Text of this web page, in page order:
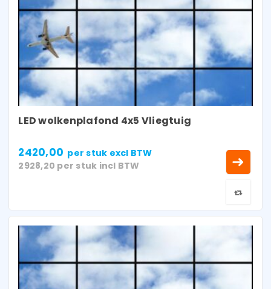
LED wolkenplafond 4x5 Vliegtuig
2420,00 per stuk excl BTW
2928,20 per stuk incl BTW